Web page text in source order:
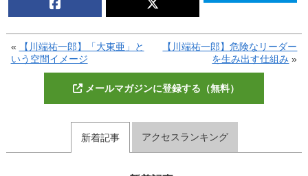
«
【川端祐一郎】「大東亜」と
いう空間イメージ
【川端祐一郎】危険なリーダー
を生み出す仕組み »
メールマガジンに登録する（無料）
新着記事 アクセスランキング